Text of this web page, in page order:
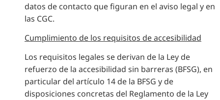
datos de contacto que figuran en el aviso legal y en
las CGC.
Cumplimiento de los requisitos de accesibilidad
Los requisitos legales se derivan de la Ley de
refuerzo de la accesibilidad sin barreras (BFSG), en
particular del artículo 14 de la BFSG y de
disposiciones concretas del Reglamento de la Ley